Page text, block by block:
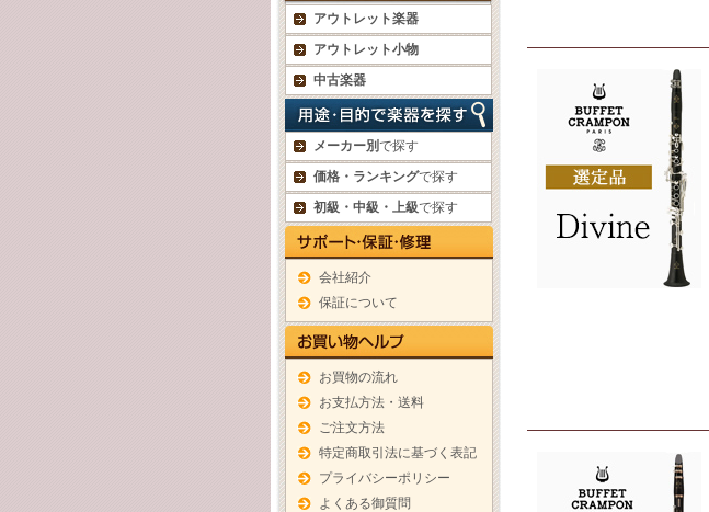
アウトレット楽器
アウトレット小物
中古楽器
メーカー別で探す
価格・ランキングで探す
初級・中級・上級で探す
会社紹介
保証について
お買物の流れ
お支払方法・送料
ご注文方法
特定商取引法に基づく表記
プライバシーポリシー
よくある御質問